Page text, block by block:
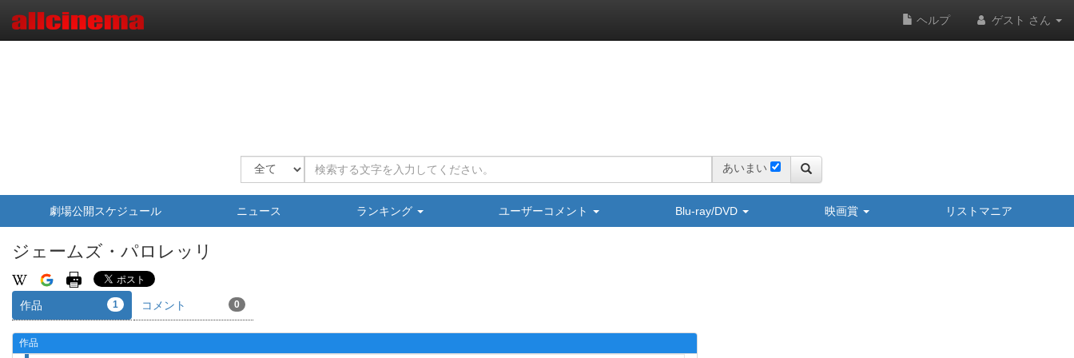
ヘルプ ゲスト さん
あいまい
劇場公開スケジュール ニュース ランキング ユーザーコメント Blu-ray/DVD 映画賞 リストマニア
ジェームズ・パロレッリ
作品 1 コメント 0
作品